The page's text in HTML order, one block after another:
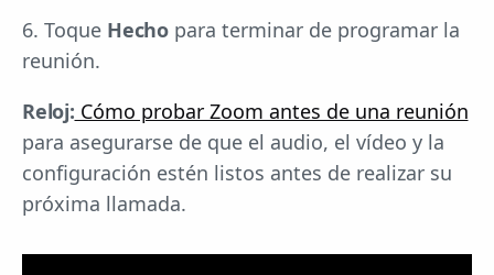
6. Toque Hecho para terminar de programar la
reunión.
Reloj: Cómo probar Zoom antes de una reunión
para asegurarse de que el audio, el vídeo y la
configuración estén listos antes de realizar su
próxima llamada.